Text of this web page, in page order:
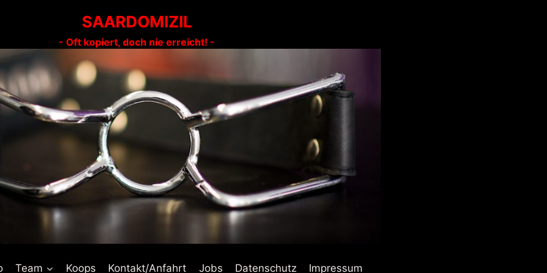
SAARDOMIZIL
- Oft kopiert, doch nie erreicht! -
Team Koops Kontakt/Anfahrt Jobs Datenschutz Impressum